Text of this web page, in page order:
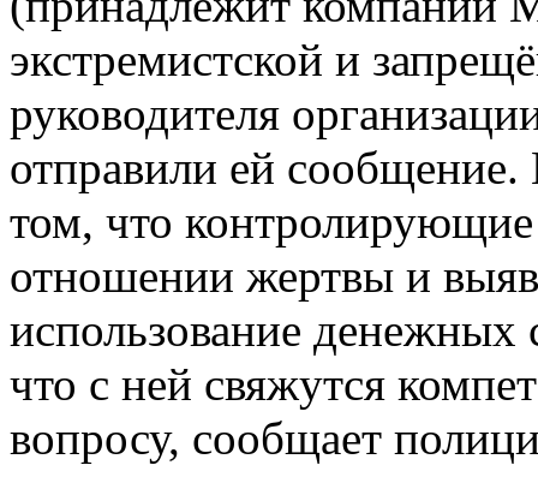
экстремистской и
руководителя
отправили ей
том, что
отношении жертвы и
использование денежных
что с ней свяжутся
вопросу, сообщает